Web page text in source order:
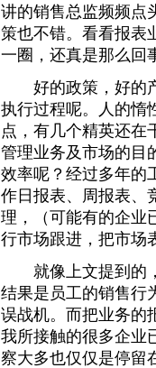
讲的销售总监频频点
策也不错。看看报表
一圈，还真是那么
好的政策，好的产
执行过程呢。人的惰
点，有几个精英还在
管理业务及市场的目
效率呢？经过多年的
作日报表、周报表、
理，（可能有的企业
行市场跟进，把市场
就像上文提到的，
结果是员工的销售行
误战机。而把业务的
我所接触的很多企业
察大多也仅仅是停